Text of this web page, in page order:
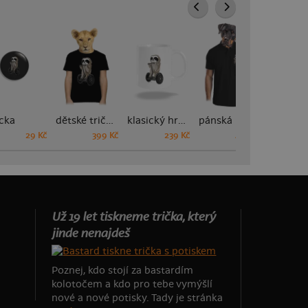
29 Kč
dětské tričko
399 Kč
klasický hrnek
239 Kč 449 Kč
Už 19 let tiskneme trička, který
jinde nenajdeš
Poznej, kdo stojí za bastardím
kolotočem a kdo pro tebe vymýšlí
nové a nové potisky. Tady je stránka